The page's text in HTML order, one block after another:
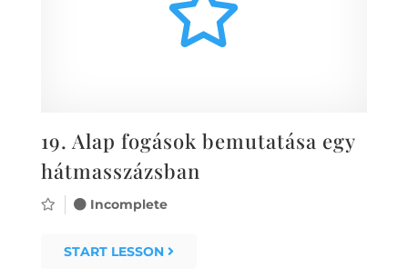
19. Alap fogások bemutatása egy
hátmasszázsban
Incomplete
START LESSON